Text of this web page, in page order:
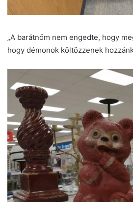
„A barátnőm nem engedte, hogy
hogy démonok költözzenek